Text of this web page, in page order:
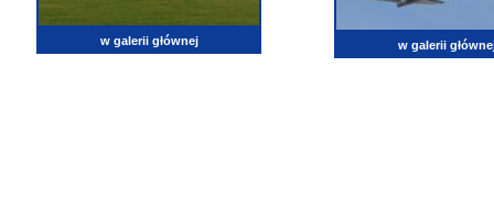
w galerii głównej w galerii